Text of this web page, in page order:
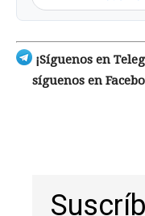
¡Síguenos en
síguenos en